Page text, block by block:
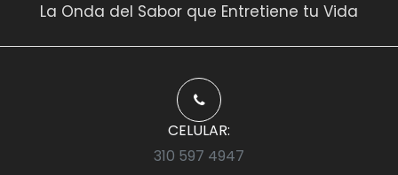
La Onda del Sabor que Entretiene tu Vida
CELULAR:
310 597 4947